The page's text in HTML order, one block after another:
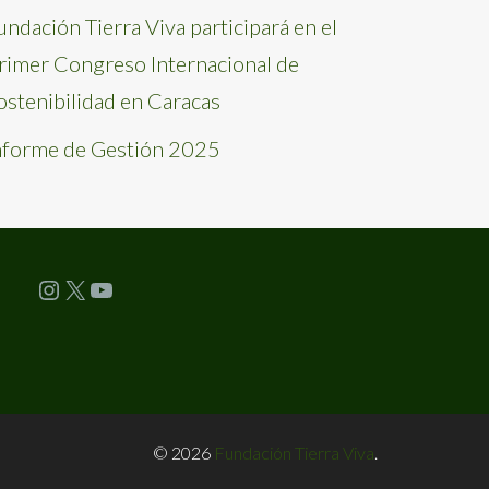
Tierra Viva participará en el
Congreso Internacional de
en Caracas
de Gestión 2025
Instagram X YouTube
© 2026 Fundación Tierra Viva.